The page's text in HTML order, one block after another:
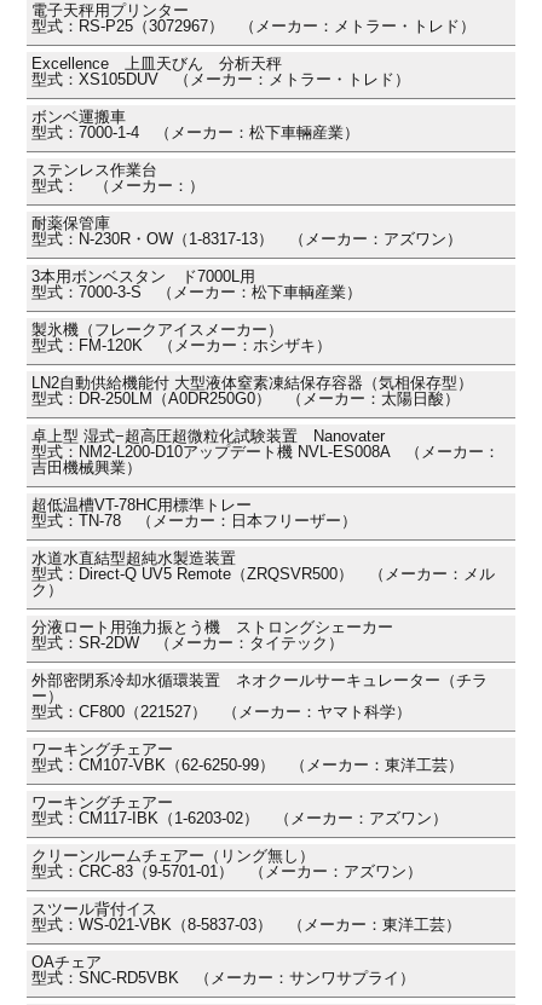
電子天秤用プリンター
型式：RS-P25（3072967） （メーカー：メトラー・トレド）
Excellence 上皿天びん 分析天秤
型式：XS105DUV （メーカー：メトラー・トレド）
ボンベ運搬車
型式：7000-1-4 （メーカー：松下車輛産業）
ステンレス作業台
型式： （メーカー：）
耐薬保管庫
型式：N-230R・OW（1-8317-13） （メーカー：アズワン）
3本用ボンベスタン ド7000L用
型式：7000-3-S （メーカー：松下車輌産業）
製氷機（フレークアイスメーカー）
型式：FM-120K （メーカー：ホシザキ）
LN2自動供給機能付 大型液体窒素凍結保存容器（気相保存型）
型式：DR-250LM（A0DR250G0） （メーカー：太陽日酸）
卓上型 湿式−超高圧超微粒化試験装置 Nanovater
型式：NM2-L200-D10アップデート機 NVL-ES008A （メーカー：
吉田機械興業）
超低温槽VT-78HC用標準トレー
型式：TN-78 （メーカー：日本フリーザー）
水道水直結型超純水製造装置
型式：Direct-Q UV5 Remote（ZRQSVR500） （メーカー：メル
ク）
分液ロート用強力振とう機 ストロングシェーカー
型式：SR-2DW （メーカー：タイテック）
外部密閉系冷却水循環装置 ネオクールサーキュレーター（チラ
ー）
型式：CF800（221527） （メーカー：ヤマト科学）
ワーキングチェアー
型式：CM107-VBK（62-6250-99） （メーカー：東洋工芸）
ワーキングチェアー
型式：CM117-IBK（1-6203-02） （メーカー：アズワン）
クリーンルームチェアー（リング無し）
型式：CRC-83（9-5701-01） （メーカー：アズワン）
スツール背付イス
型式：WS-021-VBK（8-5837-03） （メーカー：東洋工芸）
OAチェア
型式：SNC-RD5VBK （メーカー：サンワサプライ）